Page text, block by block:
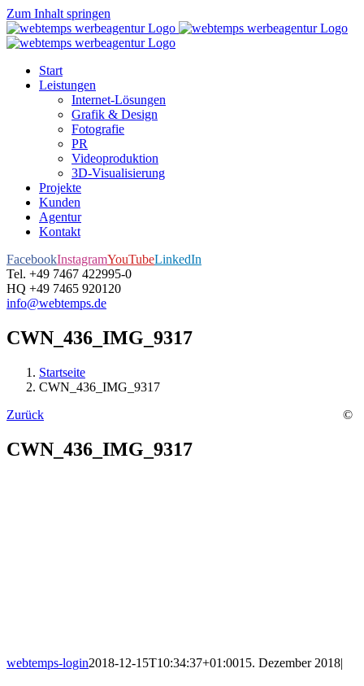
Zum Inhalt springen
Start
Leistungen
Internet-Lösungen
Grafik & Design
Fotografie
PR
Videoproduktion
3D-Visualisierung
Projekte
Kunden
Agentur
Kontakt
FacebookInstagramYouTubeLinkedIn
Tel. +49 7467 422995-0
HQ +49 7465 920120
info@webtemps.de
CWN_436_IMG_9317
Startseite
CWN_436_IMG_9317
Zurück
CWN_436_IMG_9317
webtemps-login2018-12-15T10:34:37+01:0015. Dezember 2018|
©